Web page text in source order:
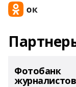
Фотобанк